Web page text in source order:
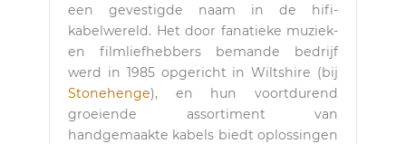
een gevestigde naam in de hifi-
kabelwereld. Het door fanatieke muziek-
en filmliefhebbers bemande bedrijf
werd in 1985 opgericht in Wiltshire (bij
Stonehenge), en hun voortdurend
groeiende assortiment van
handgemaakte kabels biedt oplossingen